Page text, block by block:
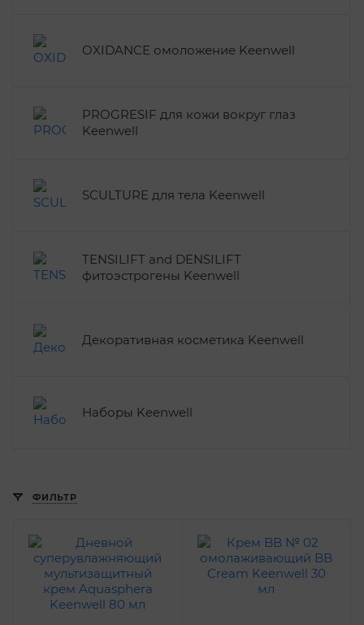
OXIDANCE омоложение Keenwell
PROGRESIF для кожи вокруг глаз
Keenwell
SCULTURE для тела Keenwell
TENSILIFT and DENSILIFT
фитоэстрогены Keenwell
Декоративная косметика Keenwell
Наборы Keenwell
ФИЛЬТР